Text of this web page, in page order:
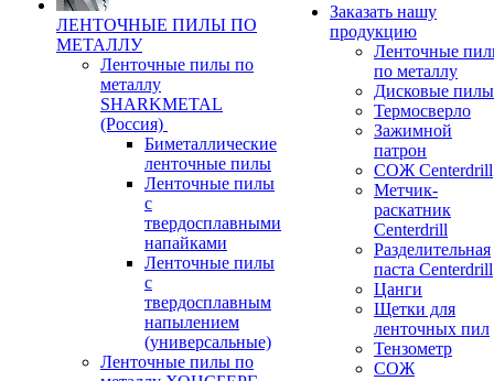
ЛЕНТОЧНЫЕ ПИЛЫ ПО
МЕТАЛЛУ
Ленточные пилы по
металлу
SHARKMETAL
(Россия)
Биметаллические
ленточные пилы
Ленточные пилы
с
твердосплавными
напайками
Ленточные пилы
с
твердосплавным
напылением
(универсальные)
Ленточные пилы по
Заказать нашу
продукцию
Ленточные
по металлу
Дисковые пилы
Термосверло
Зажимной
патрон
СОЖ Centerdrill
Метчик-
раскатник
Centerdrill
Разделительная
паста Centerdrill
Цанги
Щетки для
ленточных пил
Тензометр
СОЖ